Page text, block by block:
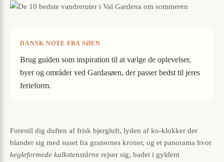
DANSK NOTE FRA SØEN
Brug guiden som inspiration til at vælge de oplevelser,
byer og områder ved Gardasøen, der passer bedst til jeres
ferieform.
Forestil dig duften af frisk bjergluft, lyden af ko-klokker der
blander sig med suset fra granernes kroner, og et panorama hvor
kegleformede kalkstenstårne rejser sig, badet i gyldent